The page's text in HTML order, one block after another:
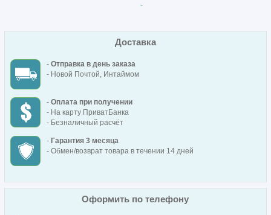
-
Доставка
- Отправка в день заказа
- Новой Почтой, Интаймом
- Оплата при получении
- На карту ПриватБанка
- Безналичный расчёт
- Гарантия 3 месяца
- Обмен/возврат товара в течении 14 дней
Оформить по телефону